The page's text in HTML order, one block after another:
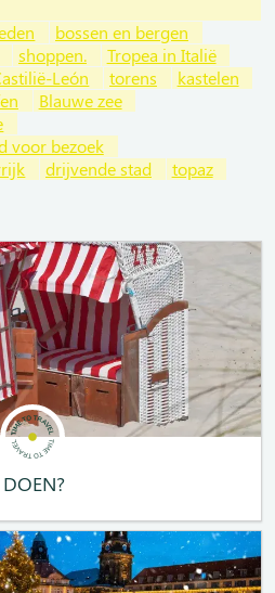
bossen en bergen
shoppen.
Tropea in Italië
León torens
kastelen
Blauwe zee
voor bezoek
drijvende stad topaz
DOEN?